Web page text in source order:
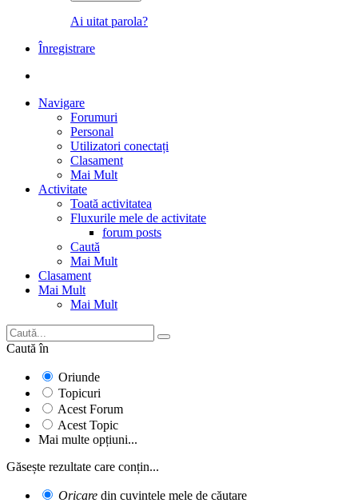
Ai uitat parola?
Înregistrare
Navigare
Forumuri
Personal
Utilizatori conectați
Clasament
Mai Mult
Activitate
Toată activitatea
Fluxurile mele de activitate
forum posts
Caută
Mai Mult
Clasament
Mai Mult
Mai Mult
Caută în
Oriunde
Topicuri
Acest Forum
Acest Topic
Mai multe opțiuni...
Găsește rezultate care conțin...
Oricare din cuvintele mele de căutare